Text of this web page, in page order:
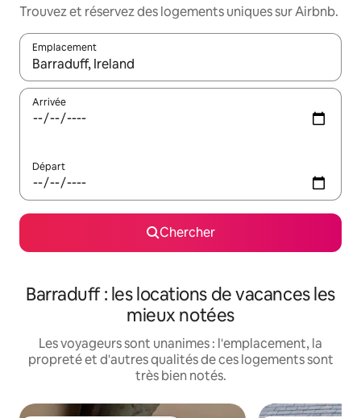
Trouvez et réservez des logements uniques sur Airbnb.
Emplacement
Quand les résultats sont affichés, parcourez-les en utilisant
Arrivée
Départ
Chercher
Barraduff : les locations de vacances les
mieux notées
Les voyageurs sont unanimes : l'emplacement, la
propreté et d'autres qualités de ces logements sont
très bien notés.